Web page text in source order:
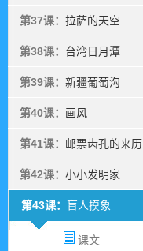
第37课： 拉萨的天空
第38课： 台湾日月潭
第39课： 新疆葡萄沟
第40课： 画风
第41课： 邮票齿孔的来历
第42课： 小小发明家
第43课： 盲人摸象
课文